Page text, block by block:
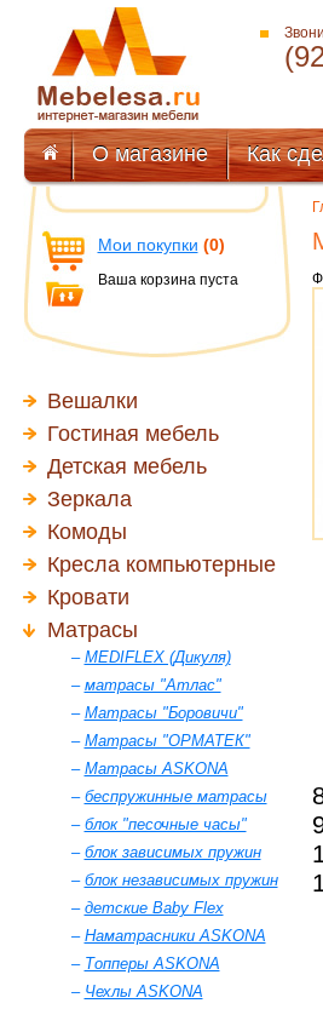
О магазине Как
Мои покупки (0)
Ваша корзина пуста
Вешалки
Гостиная мебель
Детская мебель
Зеркала
Комоды
Кресла компьютерные
Кровати
Матрасы
– MEDIFLEX (Дикуля)
– матрасы "Атлас"
– Матрасы "Боровичи"
– Матрасы "ОРМАТЕК"
– Матрасы ASKONA
– беспружинные матрасы
– блок "песочные часы"
– блок зависимых пружин
– блок независимых пружин
– детские Baby Flex
– Наматрасники ASKONA
– Топперы ASKONA
– Чехлы ASKONA